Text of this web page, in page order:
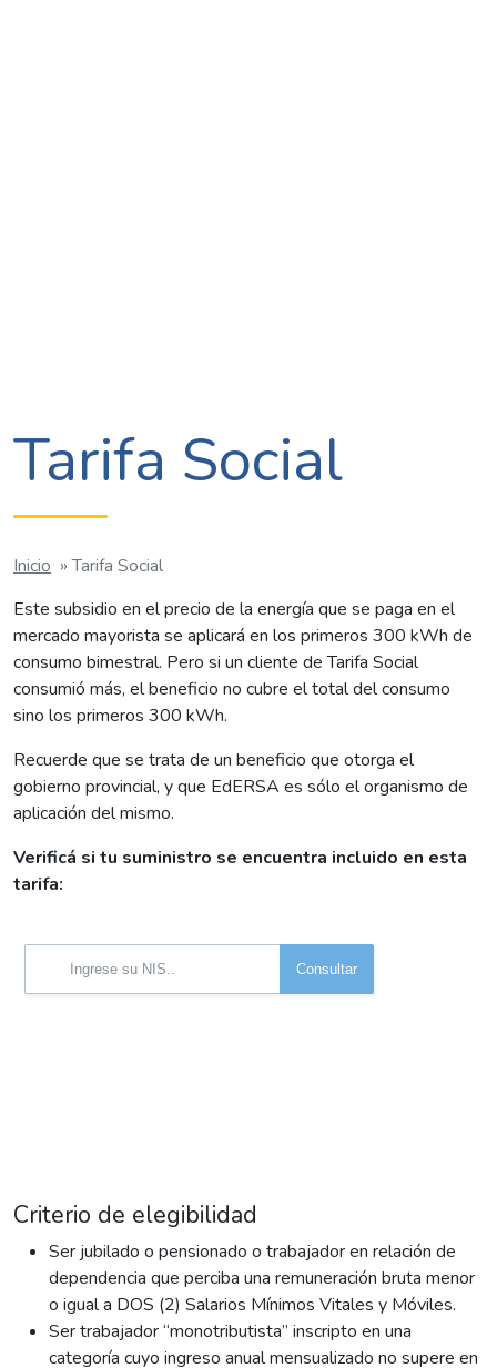
Tarifa Social
Inicio »Tarifa Social
Este subsidio en el precio de la energía que se paga en el
mercado mayorista se aplicará en los primeros 300 kWh de
consumo bimestral. Pero si un cliente de Tarifa Social
consumió más, el beneficio no cubre el total del consumo
sino los primeros 300 kWh.
Recuerde que se trata de un beneficio que otorga el
gobierno provincial, y que EdERSA es sólo el organismo de
aplicación del mismo.
Verificá si tu suministro se encuentra incluido en esta
tarifa:
Criterio de elegibilidad
Ser jubilado o pensionado o trabajador en relación de
dependencia que perciba una remuneración bruta menor
o igual a DOS (2) Salarios Mínimos Vitales y Móviles.
Ser trabajador “monotributista” inscripto en una
categoría cuyo ingreso anual mensualizado no supere en